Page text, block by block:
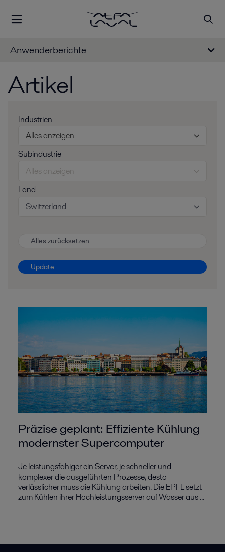
Anwenderberichte
Artikel
Industrien
Alles anzeigen
Subindustrie
Alles anzeigen
Land
Switzerland
Alles zurücksetzen
Update
Präzise geplant: Effiziente Kühlung
modernster Supercomputer
Je leistungsfähiger ein Server, je schneller und
komplexer die ausgeführten Prozesse, desto
verlässlicher muss die Kühlung arbeiten. Die EPFL setzt
zum Kühlen ihrer Hochleistungsserver auf Wasser aus ...